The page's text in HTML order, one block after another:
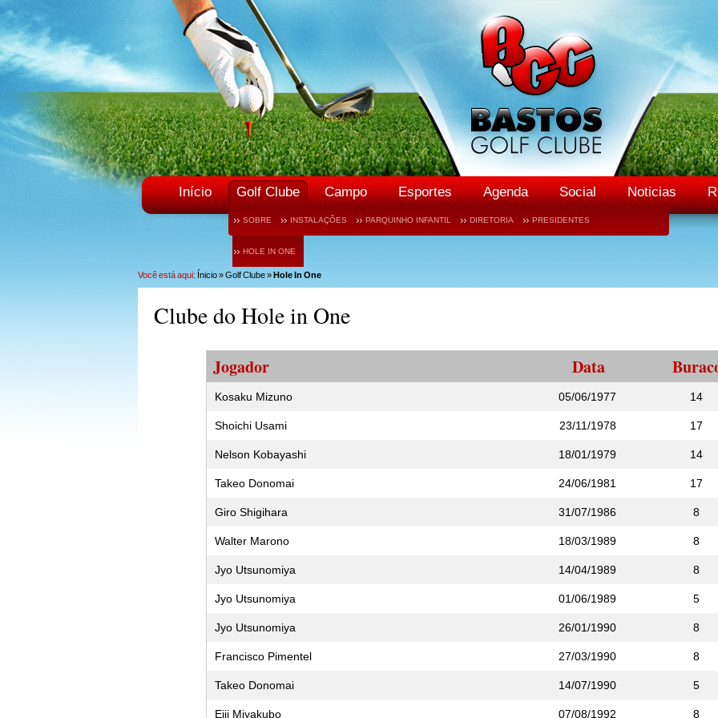
Início Golf Clube
SOBRE INSTALAÇÕES PARQUINHO INFANTIL DIRETORIA PRESIDENTES
HOLE IN ONE
Campo Esportes Agenda Social Noticias
Você está aqui: Ínicio»Golf Clube»Hole In One
Clube do Hole in One
Jogador Data
Kosaku Mizuno 05/06/1977 14
Shoichi Usami 23/11/1978 17
Nelson Kobayashi 18/01/1979 14
Takeo Donomai 24/06/1981 17
Giro Shigihara 31/07/1986 8
Walter Marono 18/03/1989 8
Jyo Utsunomiya 14/04/1989 8
Jyo Utsunomiya 01/06/1989 5
Jyo Utsunomiya 26/01/1990 8
Francisco Pimentel 27/03/1990 8
Takeo Donomai 14/07/1990 5
Eiji Miyakubo 07/08/1992 8